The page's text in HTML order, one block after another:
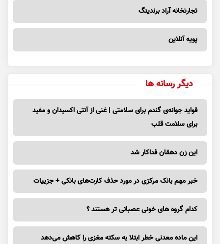
تجارتخانه آراد برندینگ
پویه آنلاین
دیگر رسانه ها
فواید جوانه‌ی گندم برای سلامتی | غنی از آنتی اکسیدان و مفید
برای سلامت قلب
این زن دهقان فداکار شد
خبر مهم بانک مرکزی در مورد حذف کارت‌های بانکی + جزییات
کدام گروه های خونی عصبانی تر هستند ؟
این ماده معدنی خطر ابتلا به سکته مغزی را کاهش می‌دهد